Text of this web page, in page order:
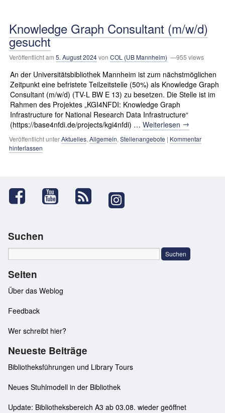
Knowledge Graph Consultant (m/w/d)
gesucht
Veröffentlicht am 5. August 2024von COL (UB Mannheim) —955 views
An der Universitäts­bibliothek Mannheim ist zum nächstmöglichen
Zeitpunkt eine befristete Teilzeitstelle (50%) als Knowledge Graph
Consultant (m/w/d) (TV-L BW E 13) zu besetzen. Die Stelle ist im
Rahmen des Projektes „KGI4NFDI: Knowledge Graph
Infrastructure for National Research Data Infrastructure“
(https://base4nfdi.de/projects/kgi4nfdi) … Weiterlesen →
Veröffentlicht unterAktuelles, Allgemein, Stellenangebote | Kommentar
hinterlassen
Suchen
Seiten
Über das Weblog
Feedback
Wer schreibt hier?
Neueste Beiträge
Bibliotheksführungen und Library Tours
Neues Stuhlmodell in der Bibliothek
Update: Bibliotheksbereich A3 ab 03.08. wieder geöffnet